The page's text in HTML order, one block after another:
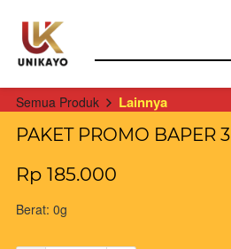
Semua Produk Lainnya
PAKET PROMO BAPER 3
Rp 185.000
Berat: 0g